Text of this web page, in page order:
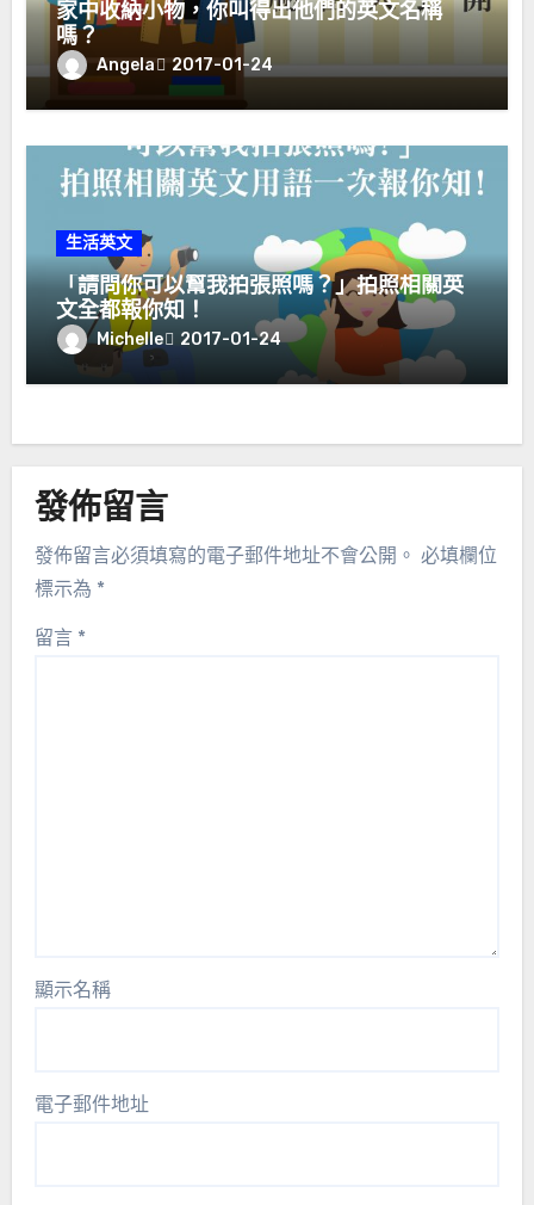
家中收納小物，你叫得出他們的英文名稱
嗎？
Angela 2017-01-24
生活英文
「請問你可以幫我拍張照嗎？」拍照相關英
文全都報你知！
Michelle 2017-01-24
發佈留言
發佈留言必須填寫的電子郵件地址不會公開。 必填欄位
標示為 *
留言 *
顯示名稱
電子郵件地址